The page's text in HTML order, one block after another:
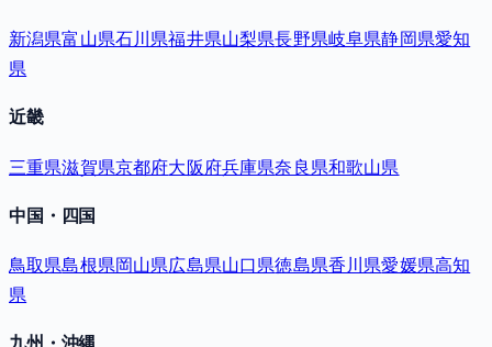
新潟県富山県石川県福井県山梨県長野県岐阜県静岡県愛知
県
近畿
三重県滋賀県京都府大阪府兵庫県奈良県和歌山県
中国・四国
鳥取県島根県岡山県広島県山口県徳島県香川県愛媛県高知
県